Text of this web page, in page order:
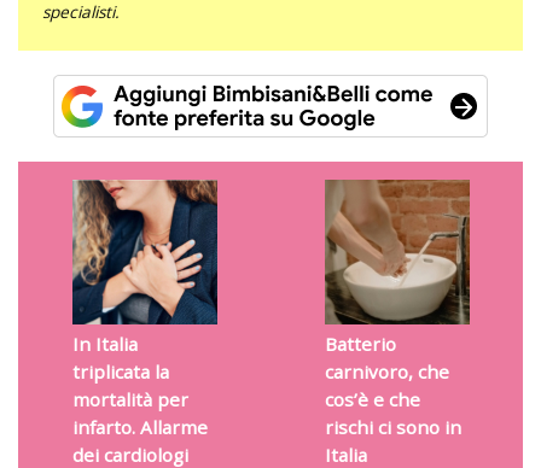
specialisti.
In Italia
triplicata la
mortalità per
infarto. Allarme
dei cardiologi
Batterio
carnivoro, che
cos’è e che
rischi ci sono in
Italia